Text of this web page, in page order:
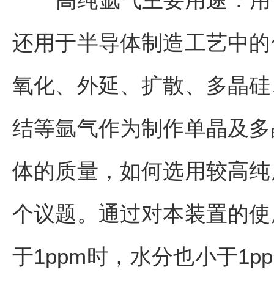
还用于半导体制造工艺中
氧化、外延、扩散、多晶
结等氩气作为制作单晶及
体的质量，如何选用较高
个议题。通过对本装置的
于1ppm时，水分也小于